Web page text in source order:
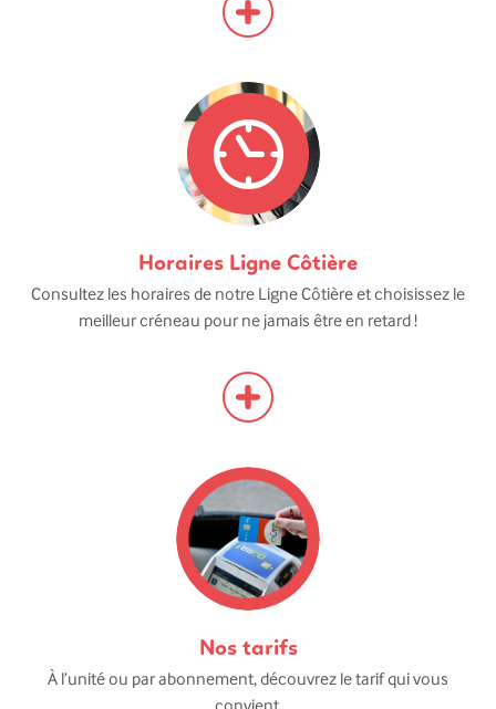
Horaires Ligne Côtière
Consultez les horaires de notre Ligne Côtière et choisissez le
meilleur créneau pour ne jamais être en retard !
Nos tarifs
À l’unité ou par abonnement, découvrez le tarif qui vous